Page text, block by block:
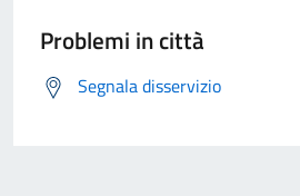
Problemi in città
Segnala disservizio